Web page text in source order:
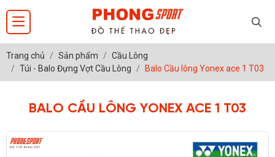
Trang chủ Sản phẩm
Cầu Lông
Túi - Balo Đựng Vợt Cầu Lông
Balo Cầu lông Yonex ace 1 T03
BALO CẦU LÔNG YONEX ACE 1 T03